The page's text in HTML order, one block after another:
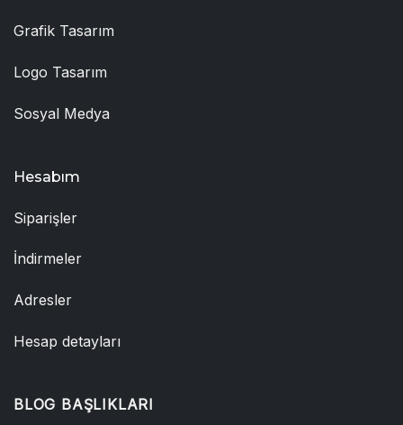
Grafik Tasarım
Logo Tasarım
Sosyal Medya
Hesabım
Siparişler
İndirmeler
Adresler
Hesap detayları
BLOG BAŞLIKLARI